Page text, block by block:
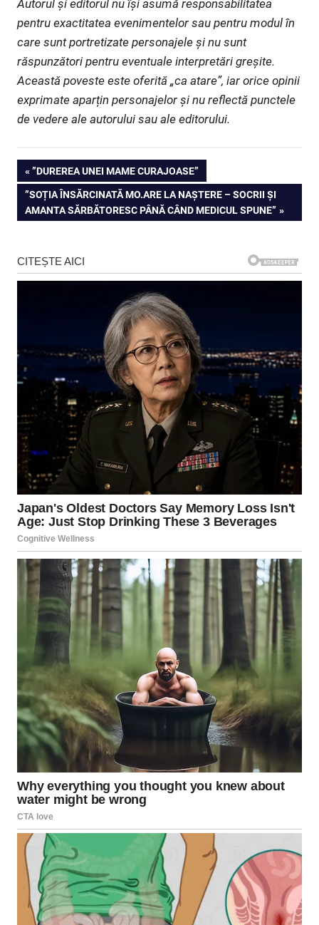
Autorul și editorul nu își asumă responsabilitatea
pentru exactitatea evenimentelor sau pentru modul în
care sunt portretizate personajele și nu sunt
răspunzători pentru eventuale interpretări greșite.
Această poveste este oferită „ca atare”, iar orice opinii
exprimate aparțin personajelor și nu reflectă punctele
de vedere ale autorului sau ale editorului.
Navigare
în
articole
PREVIOUS
POST:
”DUREREA UNEI MAME CURAJOASE”
NEXT
POST:
”SOȚIA ÎNSĂRCINATĂ MO.ARE LA NAȘTERE – SOCRII ȘI
AMANTA SĂRBĂTORESC PÂNĂ CÂND MEDICUL SPUNE”